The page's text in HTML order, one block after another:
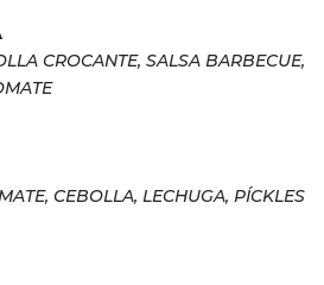
CROCANTE, SALSA BARBECUE,
CEBOLLA, LECHUGA, PÍCKLES